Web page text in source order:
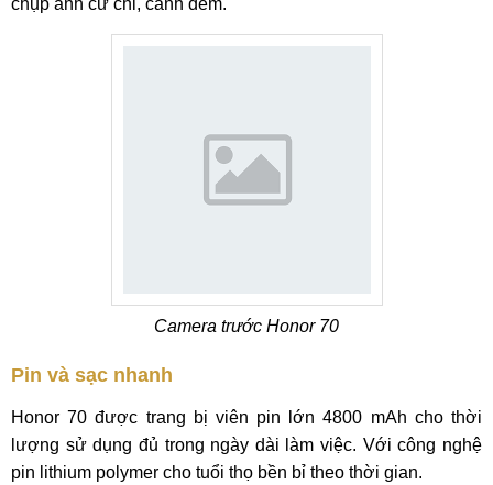
chụp ảnh cử chỉ, cảnh đêm.
Camera trước Honor 70
Pin và sạc nhanh
Honor 70 được trang bị viên pin lớn 4800 mAh cho thời
lượng sử dụng đủ trong ngày dài làm việc. Với công nghệ
pin lithium polymer cho tuổi thọ bền bỉ theo thời gian.